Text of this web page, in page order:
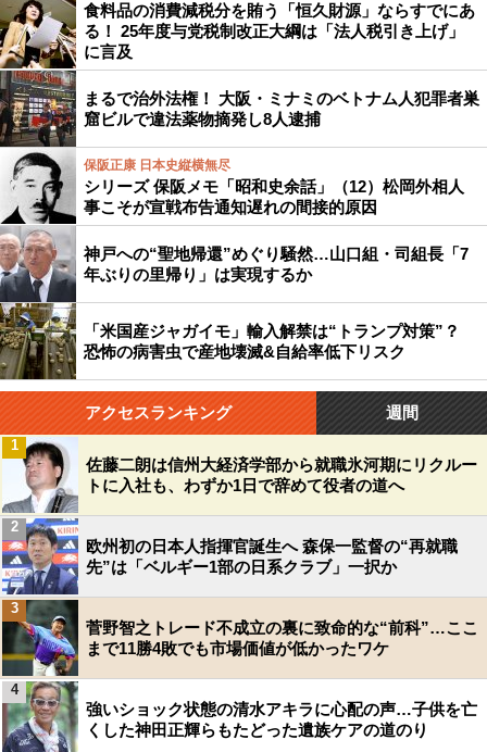
食料品の消費減税分を賄う「恒久財源」ならすでにあ
る！ 25年度与党税制改正大綱は「法人税引き上げ」
に言及
まるで治外法権！ 大阪・ミナミのベトナム人犯罪者巣
窟ビルで違法薬物摘発し8人逮捕
保阪正康 日本史縦横無尽
シリーズ 保阪メモ「昭和史余話」（12）松岡外相人
事こそが宣戦布告通知遅れの間接的原因
神戸への“聖地帰還”めぐり騒然…山口組・司組長「7
年ぶりの里帰り」は実現するか
「米国産ジャガイモ」輸入解禁は“トランプ対策”？
恐怖の病害虫で産地壊滅&自給率低下リスク
アクセスランキング 週間
佐藤二朗は信州大経済学部から就職氷河期にリクルー
トに入社も、わずか1日で辞めて役者の道へ
1
欧州初の日本人指揮官誕生へ 森保一監督の“再就職
先”は「ベルギー1部の日系クラブ」一択か
2
菅野智之トレード不成立の裏に致命的な“前科”…ここ
まで11勝4敗でも市場価値が低かったワケ
3
強いショック状態の清水アキラに心配の声…子供を亡
くした神田正輝らもたどった遺族ケアの道のり
4